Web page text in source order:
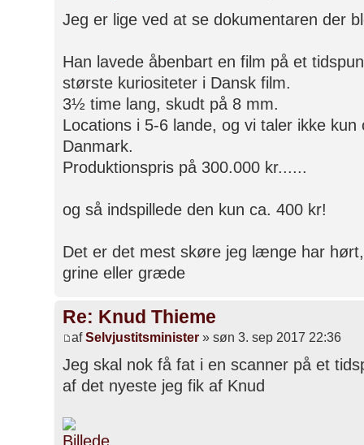
Jeg er lige ved at se dokumentaren der
Han lavede åbenbart en film på et
største kuriositeter i Dansk film.
3½ time lang, skudt på 8 mm.
Locations i 5-6 lande, og vi taler ikke
Danmark.
Produktionspris på 300.000 kr......
og så indspillede den kun ca. 400 kr!
Det er det mest skøre jeg længe har
grine eller græde
Re: Knud Thieme
afSelvjustitsminister » søn 3. sep 2017 22:36
Jeg skal nok få fat i en scanner på et
af det nyeste jeg fik af Knud